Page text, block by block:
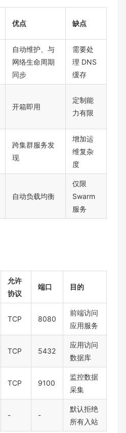
优点 缺点
自动维护、与
网络生命周期
同步
需要处
理 DNS
缓存
开箱即用
定制能
力有限
跨集群服务发
现
增加运
维复杂
度
自动负载均衡
仅限
Swarm
服务
允许
协议
端口 目的
TCP 8080
前端访问
应用服务
TCP 5432
应用访问
数据库
TCP 9100
监控数据
采集
- -
默认拒绝
所有入站